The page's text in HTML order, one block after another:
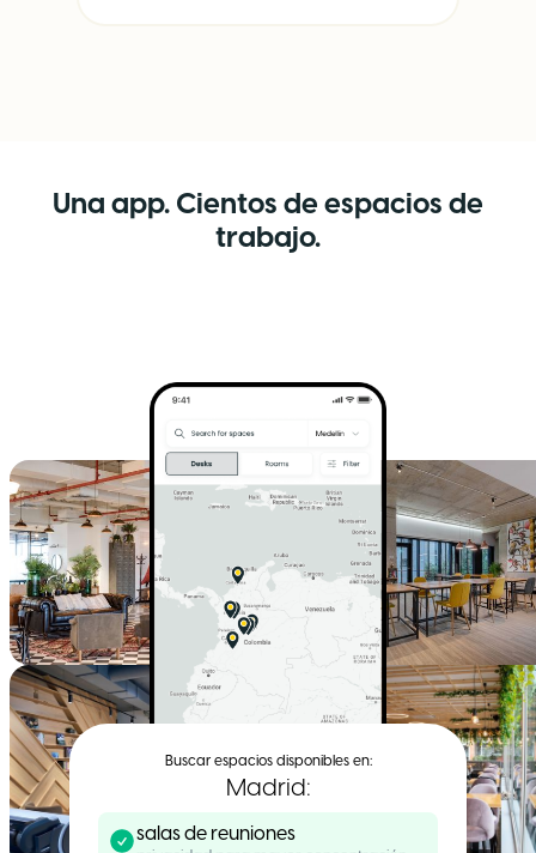
Una app. Cientos de espacios de
trabajo.
Buscar espacios disponibles en:
Madrid:
salas de reuniones